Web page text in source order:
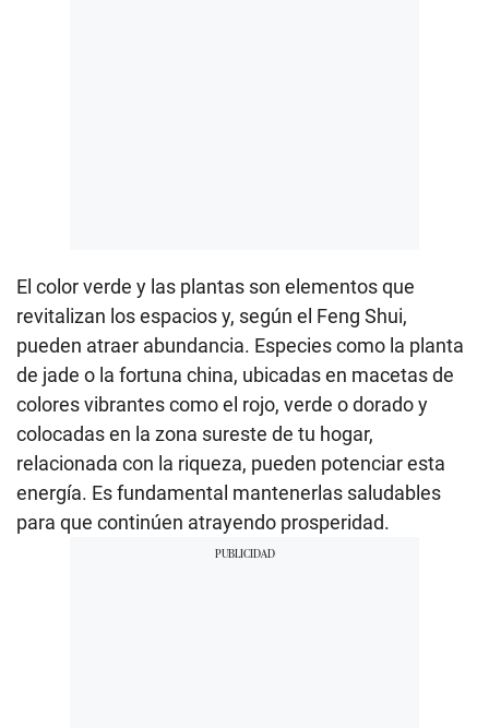
El color verde y las plantas son elementos que
revitalizan los espacios y, según el Feng Shui,
pueden atraer abundancia. Especies como la planta
de jade o la fortuna china, ubicadas en macetas de
colores vibrantes como el rojo, verde o dorado y
colocadas en la zona sureste de tu hogar,
relacionada con la riqueza, pueden potenciar esta
energía. Es fundamental mantenerlas saludables
para que continúen atrayendo prosperidad.